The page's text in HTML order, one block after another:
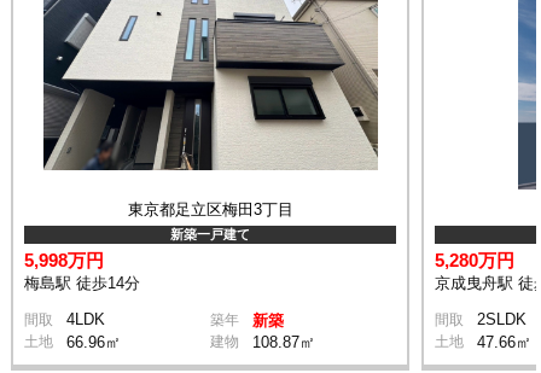
東京都足立区梅田3丁目
新築一戸建て
5,998万円
梅島駅 徒歩14分
間取 4LDK 築年 新築
土地 66.96㎡ 建物 108.87㎡
5,280万円
京成曳舟駅 徒
間取 2SLDK
土地 47.66㎡